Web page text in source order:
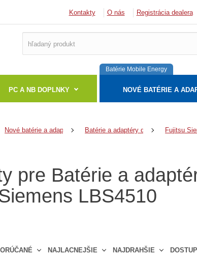
Kontakty O nás Registrácia dealera
PC A NB DOPLNKY
Batérie Mobile Energy
NOVÉ BATÉRIE A
Nové batérie a adaptéry Batérie a adaptéry do notebookov
Fujitsu
pre Batérie a
LBS4510
NAJLACNEJŠIE NAJDRAHŠIE